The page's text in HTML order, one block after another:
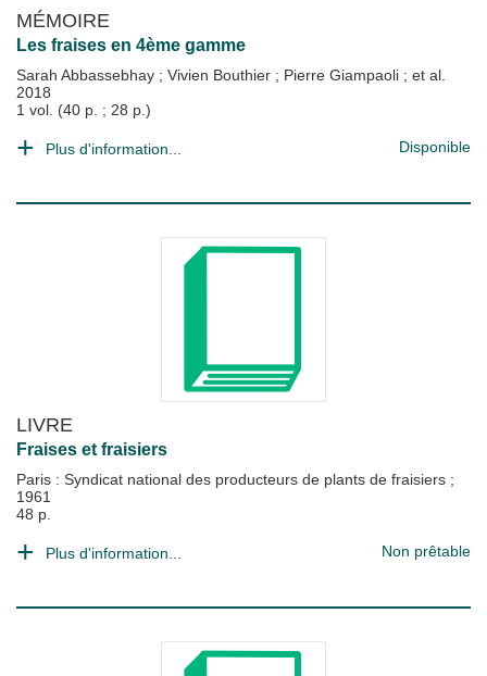
MÉMOIRE
Les fraises en 4ème gamme
Sarah Abbassebhay ; Vivien Bouthier ; Pierre Giampaoli ; et al.
2018
1 vol. (40 p. ; 28 p.)
Plus d'information... Disponible
LIVRE
Fraises et fraisiers
Paris : Syndicat national des producteurs de plants de fraisiers ;
1961
48 p.
Plus d'information... Non prêtable